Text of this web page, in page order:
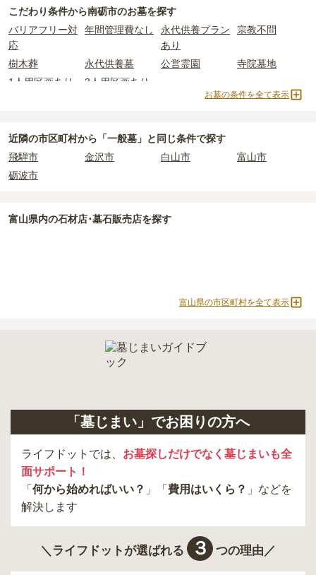
南砺市の一般墓の永代使用料の平均は
平均 150.2万円 です。いずれも区画の広さや墓石の大きさ・素材に
よって変わります。
なお、お墓によっては以下の費用が別途かかる場合があります。
すお布施、会食などの費用がかかります。
：お墓の管理費。契約後、毎年発生するケースがあり
ます。
現地見学では、担当者に「提示金額以外にかかる費用はないか」を
で、17万円(墓石代別)からお求めいただけます。
一般的に最も費用を抑えられるのは、他の方のご遺骨と一緒に埋葬
する「合祀墓（ごうしぼ）」と呼ばれるタイプです。個別のお墓に
比べて省スペースで管理の手間がかからないため、費用が安く設定
されています。
価格の目安は、1名あたり5万円〜30万円程度です。
お墓を探すのがおすすめです。
こだわり条件から南砺市のお墓を探す
バリアフリー対
応
年間管理費なし
永代供養プラン
あり
宗教不問
樹木葬 永代供養墓 公営霊園
寺院墓地
1人用区画あり
3人用区画あり
お墓の条件を全て表示
近隣の市区町村から 「一般墓」と 同じ条件で探す
飛騨市
金沢市 白山市
富山市
砺波市
富山県内の石材店･墓石販売店を探す
富山県の市区町村を全て表示
「墓じまい」でお困りの方へ
ライフドットでは、 お墓探しだけでなく墓じまいも全
面サポート！
「 何から始めればいい？ 」「 費用はいくら？ 」などを
解決します
＼ライフドットが選ばれる ３ つの理由／